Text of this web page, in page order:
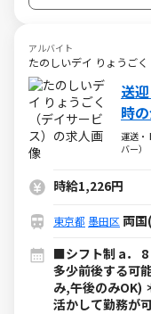
アルバイト
たのしいデイ りょうごく
送
時
運送・
バー）
時給1,226円
東京都 墨田区 両
■シフト制 a． 8
多少前後する可
み,午後のみOK)
活かして勤務が